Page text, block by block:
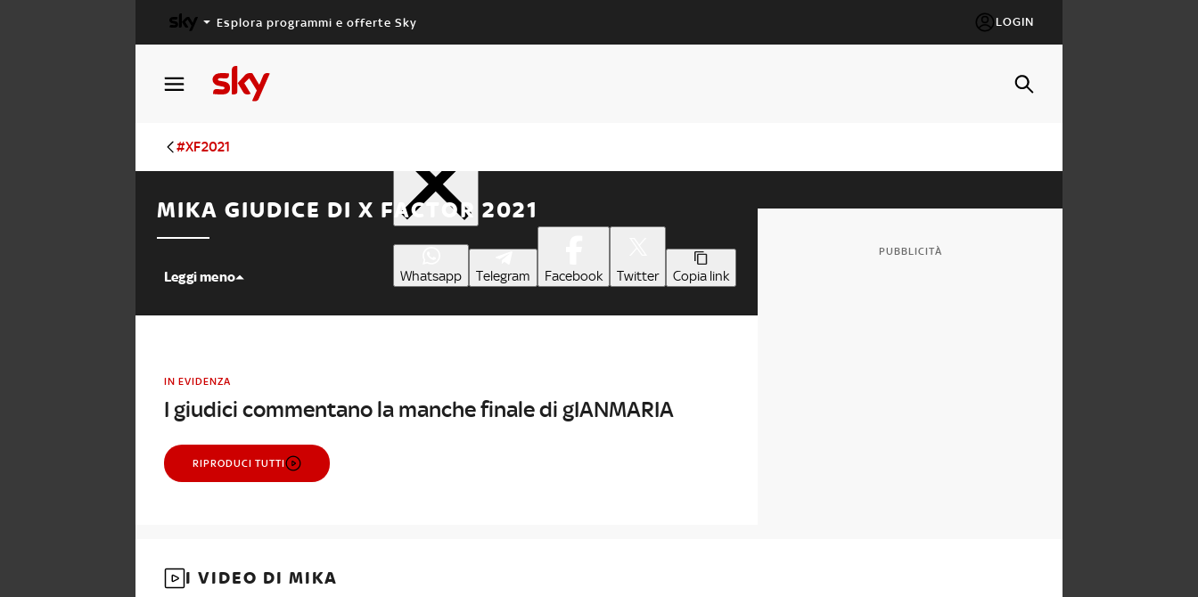
Esplora programmi e offerte Sky LOGIN
#XF2021
MIKA GIUDICE DI X FACTOR 2021
Leggi meno Whatsapp Telegram Facebook Twitter Copia link
IN EVIDENZA
I giudici commentano la manche finale di gIANMARIA
RIPRODUCI TUTTI
PUBBLICITÀ
I VIDEO DI MIKA